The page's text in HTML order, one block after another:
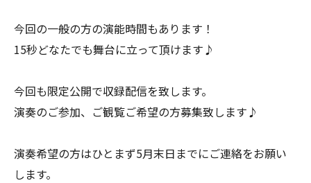
今回の一般の方の演能時間もあります！
15秒どなたでも舞台に立って頂けます♪
今回も限定公開で収録配信を致します。
演奏のご参加、ご観覧ご希望の方募集致します♪
演奏希望の方はひとまず5月末日までにご連絡をお願い
します。